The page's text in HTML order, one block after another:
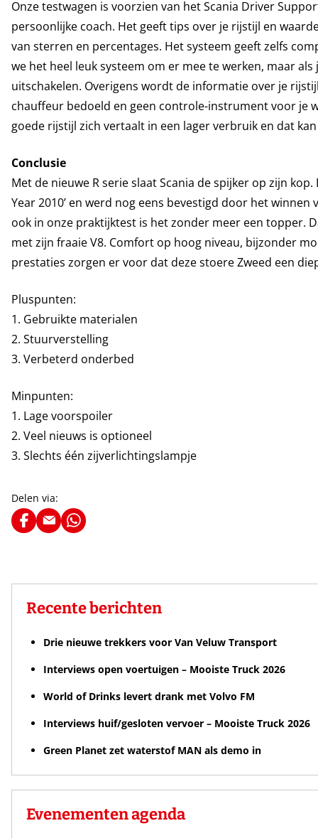
Onze testwagen is voorzien van het Scania Driver
persoonlijke coach. Het geeft tips over je rijstijl en
van sterren en percentages. Het systeem geeft zelfs
we het heel leuk systeem om er mee te werken, maar
uitschakelen. Overigens wordt de informatie over je
chauffeur bedoeld en geen controle-instrument voor je
goede rijstijl zich vertaalt in een lager verbruik en dat
Conclusie
Met de nieuwe R serie slaat Scania de spijker op zijn
Year 2010’ en werd nog eens bevestigd door het
ook in onze praktijktest is het zonder meer een topper.
met zijn fraaie V8. Comfort op hoog niveau, bijzonder
prestaties zorgen er voor dat deze stoere Zweed een
Pluspunten:
1. Gebruikte materialen
2. Stuurverstelling
3. Verbeterd onderbed
Minpunten:
1. Lage voorspoiler
2. Veel nieuws is optioneel
3. Slechts één zijverlichtingslampje
Delen via:
Recente berichten
Drie nieuwe trekkers voor Van Veluw Transport
Interviews open voertuigen – Mooiste Truck 2026
World of Drinks levert drank met Volvo FM
Interviews huif/gesloten vervoer – Mooiste Truck 2026
Green Planet zet waterstof MAN als demo in
Evenementen agenda